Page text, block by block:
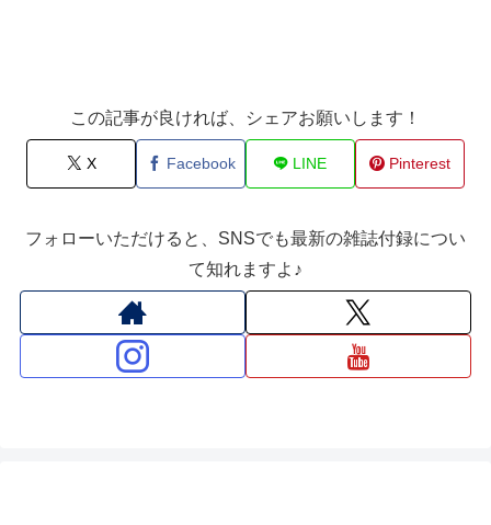
この記事が良ければ、シェアお願いします！
X Facebook LINE Pinterest
フォローいただけると、SNSでも最新の雑誌付録につい
て知れますよ♪